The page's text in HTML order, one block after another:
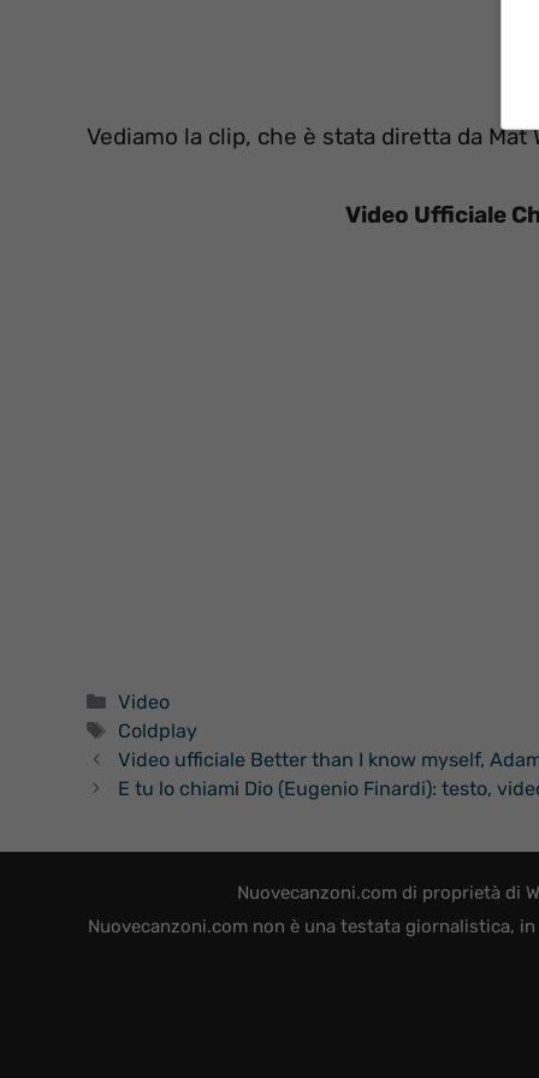
Vediamo la clip, che è stata diretta da Mat
Video Ufficiale
Categorie
Video
Tag
Coldplay
Video ufficiale Better than I know myself,
E tu lo chiami Dio (Eugenio Finardi): testo,
Nuovecanzoni.com di proprietà di
Nuovecanzoni.com non è una testata giornalistica,